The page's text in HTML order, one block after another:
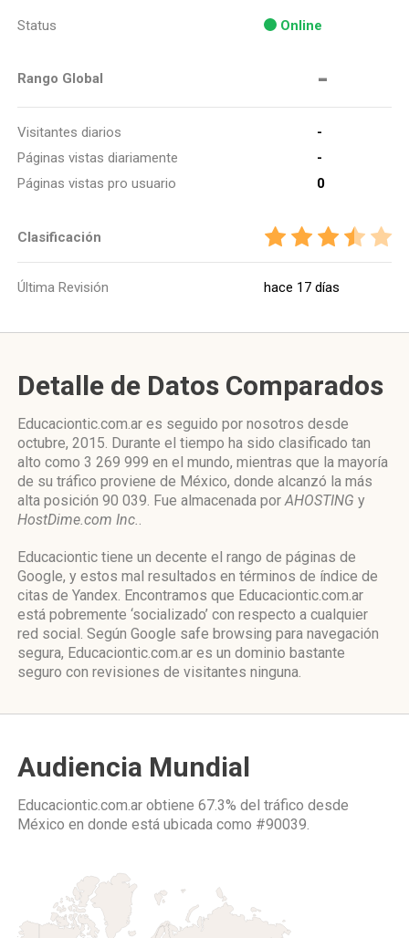
Status Online
Rango Global -
Visitantes diarios
-
Páginas vistas diariamente
-
Páginas vistas pro usuario
0
Clasificación
Última Revisión hace 17 días
Detalle de Datos Comparados
Educaciontic.com.ar es seguido por nosotros desde
octubre, 2015. Durante el tiempo ha sido clasificado tan
alto como 3 269 999 en el mundo, mientras que la mayoría
de su tráfico proviene de México, donde alcanzó la más
alta posición 90 039. Fue almacenada porAHOSTING y
HostDime.com Inc..
Educaciontic tiene un decente el rango de páginas de
Google, y estos mal resultados en términos de índice de
citas de Yandex. Encontramos que Educaciontic.com.ar
está pobremente ‘socializado’ con respecto a cualquier
red social. Según Google safe browsing para navegación
segura, Educaciontic.com.ar es un dominio bastante
seguro con revisiones de visitantes ninguna.
Audiencia Mundial
Educaciontic.com.ar obtiene 67.3% del tráfico desde
México en donde está ubicada como #90039.